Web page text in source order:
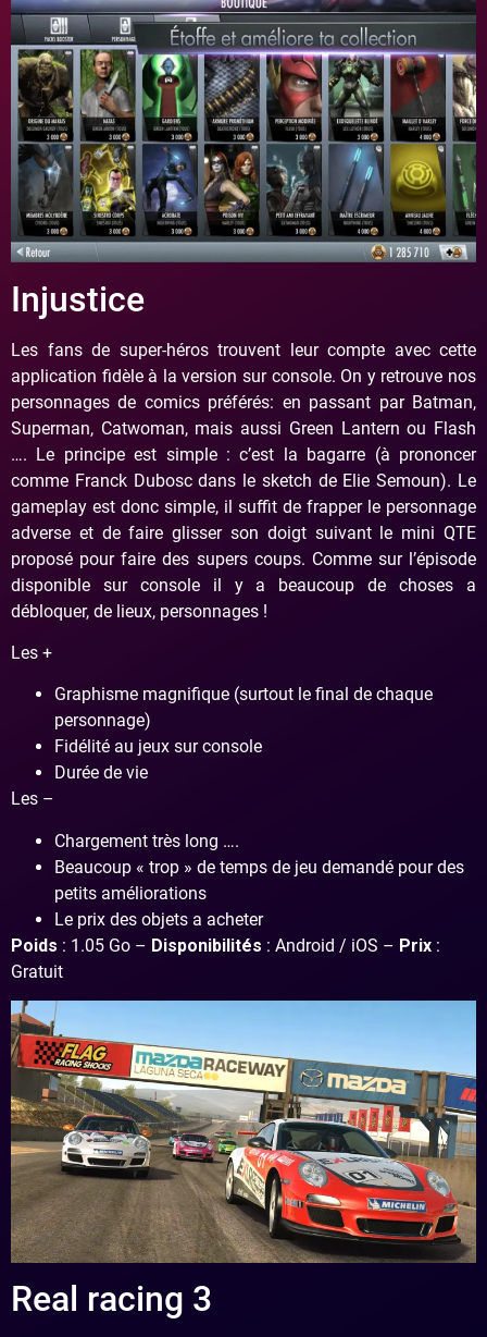
Injustice
Les fans de super-héros trouvent leur compte avec cette
application fidèle à la version sur console. On y retrouve nos
personnages de comics préférés: en passant par Batman,
Superman, Catwoman, mais aussi Green Lantern ou Flash
…. Le principe est simple : c’est la bagarre (à prononcer
comme Franck Dubosc dans le sketch de Elie Semoun). Le
gameplay est donc simple, il suffit de frapper le personnage
adverse et de faire glisser son doigt suivant le mini QTE
proposé pour faire des supers coups. Comme sur l’épisode
disponible sur console il y a beaucoup de choses a
débloquer, de lieux, personnages !
Les +
Graphisme magnifique (surtout le final de chaque
personnage)
Fidélité au jeux sur console
Durée de vie
Les –
Chargement très long ….
Beaucoup « trop » de temps de jeu demandé pour des
petits améliorations
Le prix des objets a acheter
Poids : 1.05 Go – Disponibilités : Android / iOS – Prix :
Gratuit
Real racing 3